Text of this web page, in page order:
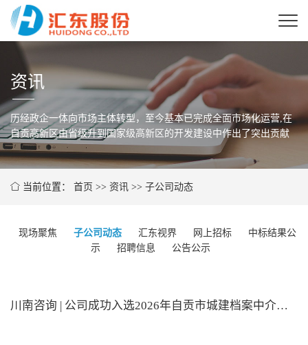
资讯
历经政企一体向市场主体转型，至今基本已完成全面市场化运营,在
自贡高新区由省级升到国家级高新区的开发建设中作出了突出贡献
当前位置： 首页 >> 资讯 >> 子公司动态
现场聚焦 子公司动态 汇东视界 网上招标
中标结果公
示
招聘信息 公告公示
川南咨询 | 公司成功入选2026年自贡市城建档案中介服务机构名录